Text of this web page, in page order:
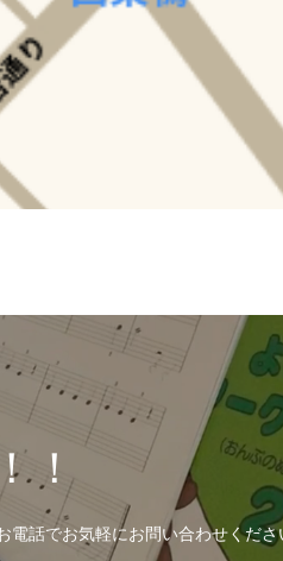
！
話でお気軽にお問い合わせくださ